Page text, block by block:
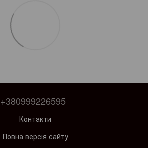
+380999226595
Контакти
Повна версія сайту